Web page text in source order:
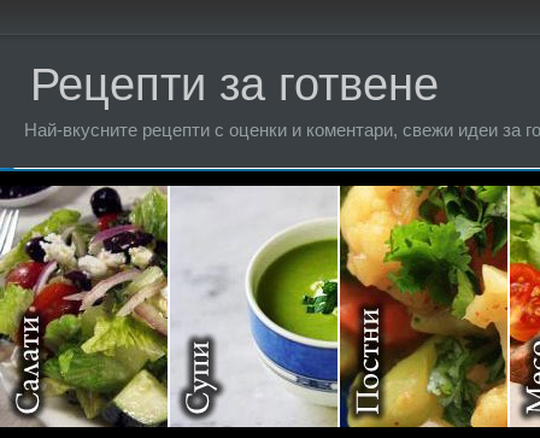
Рецепти за готвене
Най-вкусните рецепти с оценки и коментари, свежи идеи за